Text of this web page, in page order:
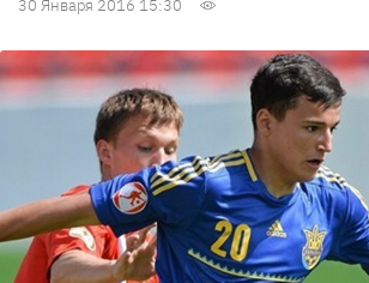
30 Января 2016 15:30